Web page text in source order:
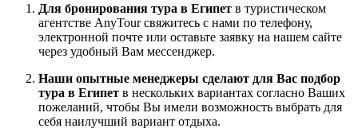
Для бронирования тура в Египет в туристическом
агентстве AnyTour свяжитесь с нами по телефону,
электронной почте или оставьте заявку на нашем сайте
через удобный Вам мессенджер.
Наши опытные менеджеры сделают для Вас подбор
тура в Египет в нескольких вариантах согласно Ваших
пожеланий, чтобы Вы имели возможность выбрать для
себя наилучший вариант отдыха.